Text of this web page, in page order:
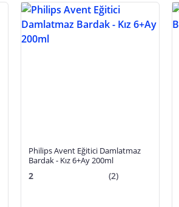
Philips Avent Eğitici Damlatmaz
Bardak - Kız 6+Ay 200ml
2 (2)